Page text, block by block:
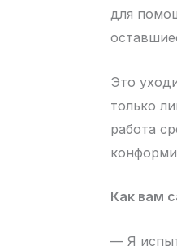
для
Это
только
работа
Как вам
— Я